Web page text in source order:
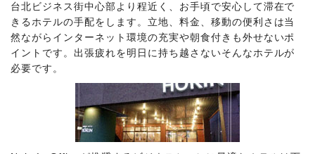
台北ビジネス街中心部より程近く、お手頃で安心して滞在で
きるホテルの手配をします。立地、料金、移動の便利さは当
然ながらインターネット環境の充実や朝食付きも外せないポ
イントです。出張疲れを明日に持ち越さないそんなホテルが
必要です。